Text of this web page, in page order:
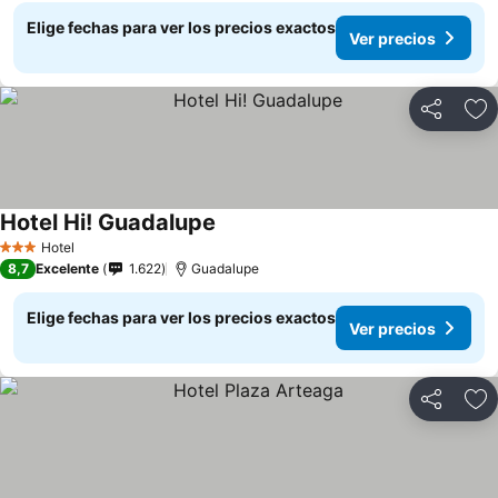
Elige fechas para ver los precios exactos
Ver precios
Compartir
3 Estrellas
Hotel
Hotel Hi! Guadalupe
8,7 Excelente 1.622 Guadalupe
Elige fechas para ver los precios exactos
Ver precios
Compartir